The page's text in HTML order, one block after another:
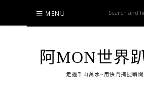
content
MENU
阿MON世界
走遍千山萬水~用快門捕捉瞬間